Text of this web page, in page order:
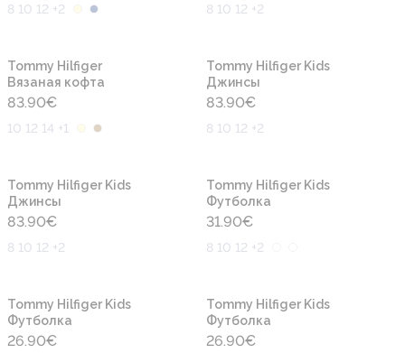
8 10 12 +2 8 10 12 +2
Tommy Hilfiger
Вязаная кофта
83.90€
10 12 14 +1
Tommy Hilfiger Kids
Джинсы
83.90€
8 10 12 +2
Tommy Hilfiger Kids
Джинсы
83.90€
8 10 12 +2
Tommy Hilfiger Kids
Футболка
31.90€
8 10 12 +2
Tommy Hilfiger Kids
Футболка
26.90€
Tommy Hilfiger Kids
Футболка
26.90€